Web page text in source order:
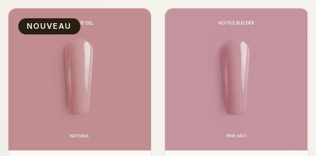
NOUVEAU